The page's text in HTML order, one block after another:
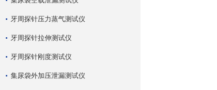
牙周探针压力蒸气测试仪
牙周探针拉伸测试仪
牙周探针刚度测试仪
集尿袋外加压泄漏测试仪